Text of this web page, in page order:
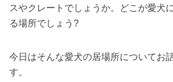
スやクレートでしょうか。どこが愛犬
る場所でしょう?
今日はそんな愛犬の居場所についてお
す。